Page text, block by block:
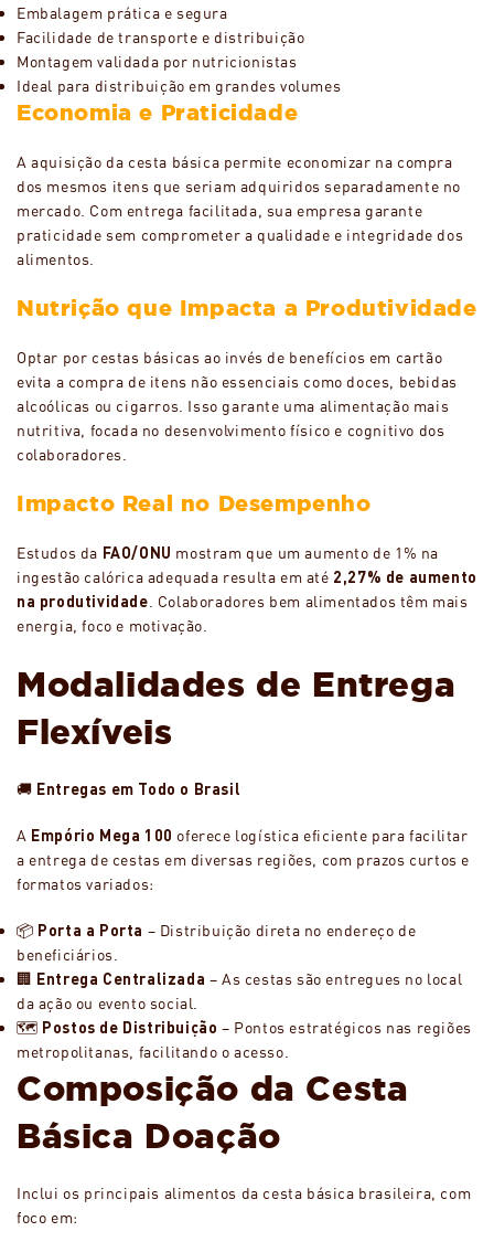
Embalagem prática e segura
Facilidade de transporte e distribuição
Montagem validada por nutricionistas
Ideal para distribuição em grandes volumes
Economia e Praticidade
A aquisição da cesta básica permite economizar na compra
dos mesmos itens que seriam adquiridos separadamente no
mercado. Com entrega facilitada, sua empresa garante
praticidade sem comprometer a qualidade e integridade dos
alimentos.
Nutrição que Impacta a Produtividade
Optar por cestas básicas ao invés de benefícios em cartão
evita a compra de itens não essenciais como doces, bebidas
alcoólicas ou cigarros. Isso garante uma alimentação mais
nutritiva, focada no desenvolvimento físico e cognitivo dos
colaboradores.
Impacto Real no Desempenho
Estudos da FAO/ONU mostram que um aumento de 1% na
ingestão calórica adequada resulta em até 2,27% de aumento
na produtividade . Colaboradores bem alimentados têm mais
energia, foco e motivação.
Modalidades de Entrega
Flexíveis
🚚 Entregas em Todo o Brasil
A Empório Mega 100 oferece logística eficiente para facilitar
a entrega de cestas em diversas regiões, com prazos curtos e
formatos variados:
📦 Porta a Porta – Distribuição direta no endereço de
beneficiários.
🏢 Entrega Centralizada – As cestas são entregues no local
da ação ou evento social.
🗺️ Postos de Distribuição – Pontos estratégicos nas regiões
metropolitanas, facilitando o acesso.
Composição da Cesta
Básica Doação
Inclui os principais alimentos da cesta básica brasileira, com
foco em: